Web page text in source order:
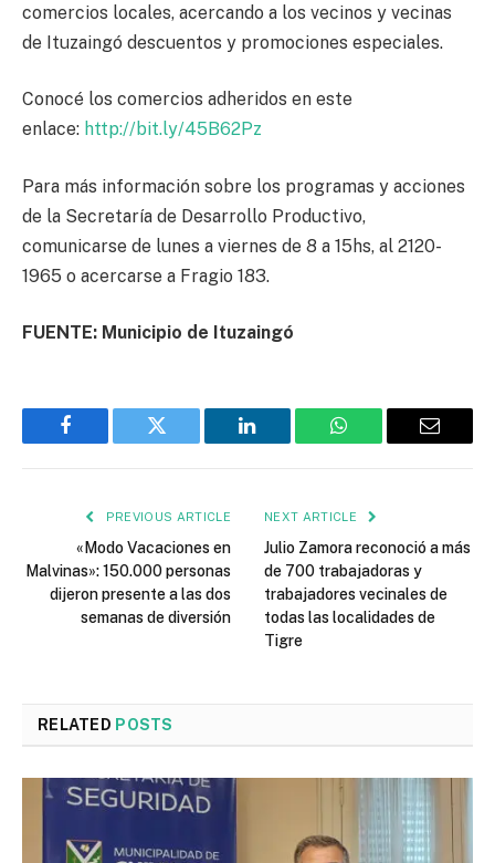
comercios locales, acercando a los vecinos y vecinas
de Ituzaingó descuentos y promociones especiales.
Conocé los comercios adheridos en este
enlace: http://bit.ly/45B62Pz
Para más información sobre los programas y acciones
de la Secretaría de Desarrollo Productivo,
comunicarse de lunes a viernes de 8 a 15hs, al 2120-
1965 o acercarse a Fragio 183.
FUENTE: Municipio de Ituzaingó
Facebook Twitter LinkedIn WhatsApp Email
PREVIOUS ARTICLE
«Modo Vacaciones en
Malvinas»: 150.000 personas
dijeron presente a las dos
semanas de diversión
NEXT ARTICLE
Julio Zamora reconoció a más
de 700 trabajadoras y
trabajadores vecinales de
todas las localidades de
Tigre
RELATED POSTS